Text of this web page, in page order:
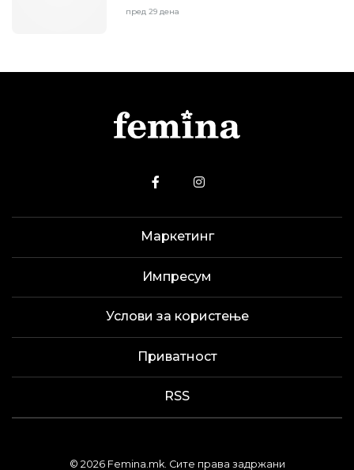
пред 29 дена
Маркетинг
Импресум
Услови за користење
Приватност
RSS
© 2026 Femina.mk. Сите права задржани